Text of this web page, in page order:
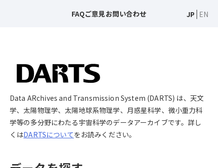
FAQご意見お問い合わせ JP EN
Data ARchives and Transmission System (DARTS) は、天文
学、太陽物理学、太陽地球系物理学、月惑星科学、微小重力科
学等の多分野にわたる宇宙科学のデータアーカイブです。詳し
くはDARTSについてをお読みください。